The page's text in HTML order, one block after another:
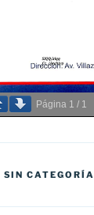
Página 1 / 1
CATEGORÍAS
SIN CATEGORÍA